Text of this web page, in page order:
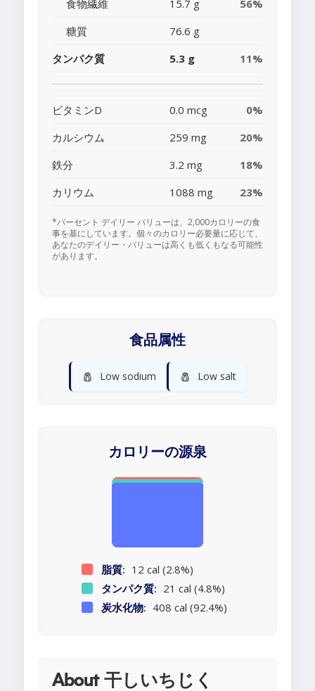
食物繊維 15.7 g
56%
糖質
76.6 g
タンパク質
5.3 g 11%
ビタミンD 0.0 mcg
0%
カルシウム
259 mg
20%
鉄分
3.2 mg
18%
カリウム
1088 mg 23%
*パーセント デイリー バリューは、2,000カロリーの食
事を基にしています。個々のカロリー必要量に応じて、
あなたのデイリー・バリューは高くも低くもなる可能性
があります。
食品属性
🧂 Low sodium 🧂 Low salt
カロリーの源泉
脂質: 12 cal (2.8%)
タンパク質: 21 cal (4.8%)
炭水化物: 408 cal (92.4%)
About 干しいちじく